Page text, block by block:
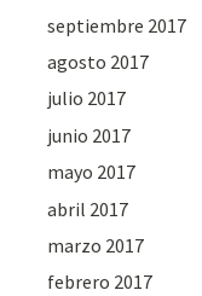
septiembre 2017
agosto 2017
julio 2017
junio 2017
mayo 2017
abril 2017
marzo 2017
febrero 2017